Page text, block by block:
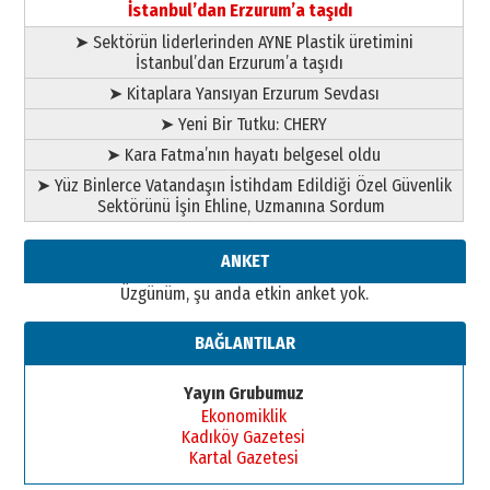
İstanbul’dan Erzurum’a taşıdı
➤ Sektörün liderlerinden AYNE Plastik üretimini
İstanbul’dan Erzurum’a taşıdı
➤ Kitaplara Yansıyan Erzurum Sevdası
➤ Yeni Bir Tutku: CHERY
➤ Kara Fatma’nın hayatı belgesel oldu
➤ Yüz Binlerce Vatandaşın İstihdam Edildiği Özel Güvenlik
Sektörünü İşin Ehline, Uzmanına Sordum
ANKET
Üzgünüm, şu anda etkin anket yok.
BAĞLANTILAR
Yayın Grubumuz
Ekonomiklik
Kadıköy Gazetesi
Kartal Gazetesi